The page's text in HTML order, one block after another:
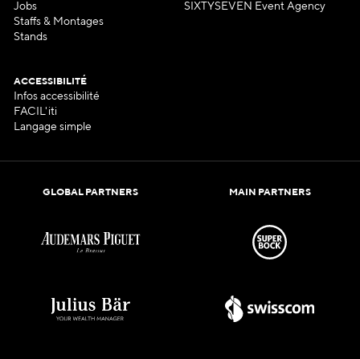
Jobs
Staffs & Montages
Stands
SIXTYSEVEN Event Agency
ACCESSIBILITÉ
Infos accessibilité
FACIL'iti
Langage simple
GLOBAL PARTNERS MAIN PARTNERS